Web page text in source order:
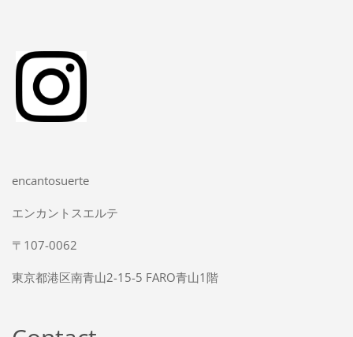
encantosuerte
エンカントスエルテ
〒107-0062
東京都港区南青山2-15-5 FARO青山1階